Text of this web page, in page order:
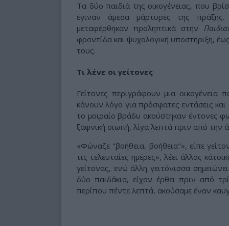
Τα δύο παιδιά της οικογένειας, που
έγιναν άμεσα μάρτυρες της
μεταφέρθηκαν προληπτικά στην
φροντίδα και ψυχολογική υποστήριξη,
τους.
Τι λένε οι γείτονες
Γείτονες περιγράφουν μια
κάνουν λόγο για πρόσφατες εντάσεις
το μοιραίο βράδυ ακούστηκαν έντονες
ξαφνική σιωπή, λίγα λεπτά πριν από την
«Φώναζε "βοήθεια, βοήθεια"», είπε
τις τελευταίες ημέρες», λέει άλλος
γείτονας, ενώ άλλη γειτόνισσα
δύο παιδάκια, είχαν έρθει πριν από
περίπου πέντε λεπτά, ακούσαμε έναν